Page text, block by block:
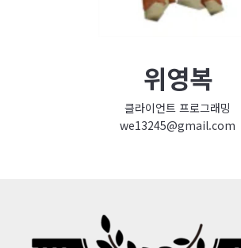
위영복
클라이언트 프로그래밍
we13245@gmail.com